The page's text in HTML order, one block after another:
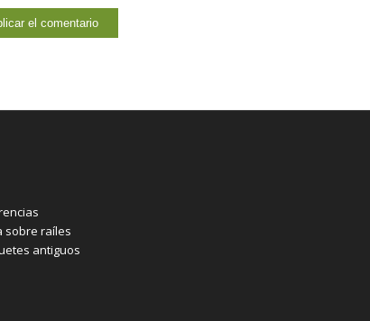
sobre raíles
antiguos